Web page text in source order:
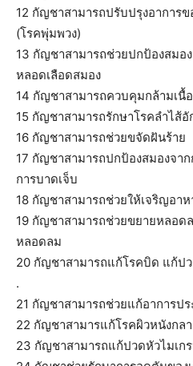
12 กัญชาสามารถปรับปรุงอาการ
(โรคพุ่มพวง)
13 กัญชาสามารถช่วยปกป้องสมอ
หลอดเลือดสมอง
14 กัญชาสามารถควบคุมกล้ามเนื้
15 กัญชาสามารถรักษาโรคลำไส้อั
16 กัญชาสามารถช่วยขจัดฝันร้าย
17 กัญชาสามารถปกป้องสมองจา
การบาดเจ็บ
18 กัญชาสามารถช่วยให้เจริญอาห
19 กัญชาสามารถช่วยขยายหลอด
หลอดลม
20 กัญชาสามารถแก้โรคบิด แก้ป
.
21 กัญชาสามารถช่วยแก้อาการป
22 กัญชาสามารแก้โรคผิวหนังกล
23 กัญชาสามารถแก้ปวดหัวไมเก